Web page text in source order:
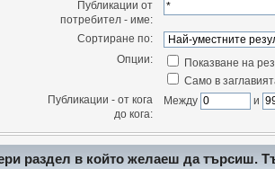
Публикации от
потребител - име:
Сортиране по:
Опции:
Показване на
Само в
Публикации - от кога
до кога:
Между и
раздел в който желаеш да търсиш.